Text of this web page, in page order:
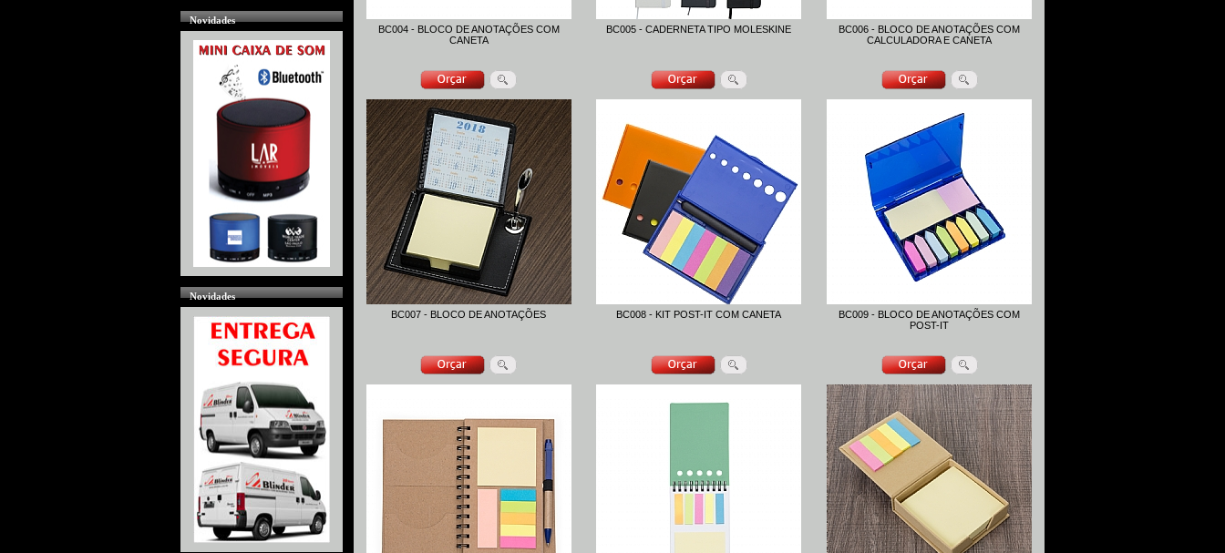
Novidades
Novidades
BC004 - BLOCO DE ANOTAÇÕES COM
CANETA
BC005 - CADERNETA TIPO MOLESKINE
BC006 - BLOCO DE ANOTAÇÕES COM
CALCULADORA E CANETA
BC007 - BLOCO DE ANOTAÇÕES BC008 - KIT POST-IT COM CANETA
BC009 - BLOCO DE ANOTAÇÕES COM
POST-IT